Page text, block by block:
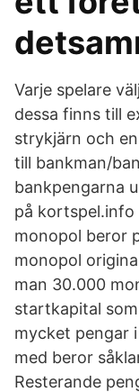
Varje spelare
dessa finns till
strykjärn och
till bankman/
bankpengarna
på kortspel.info
monopol beror
monopol
man 30.000
startkapital
mycket pengar
med beror
Resterande